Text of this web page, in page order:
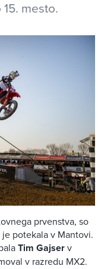
mesto.
prvenstva, so
potekala v Mantovi.
Tim Gajserv
v razredu MX2.